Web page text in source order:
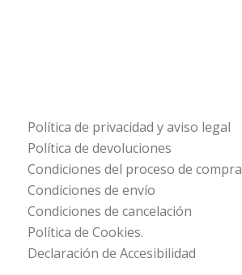
Política de privacidad y aviso legal
Política de devoluciones
Condiciones del proceso de compra
Condiciones de envío
Condiciones de cancelación
Política de Cookies.
Declaración de Accesibilidad